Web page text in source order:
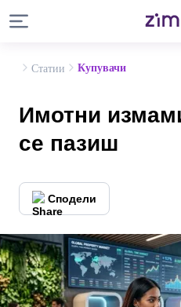
Статии Купувачи
Имотни
се пазиш
Сподели